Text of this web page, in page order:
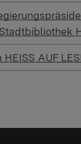
AUF